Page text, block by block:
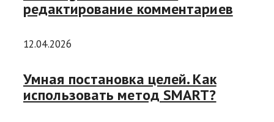
редактирование комментариев
12.04.2026
Умная постановка целей. Как
использовать метод SMART?